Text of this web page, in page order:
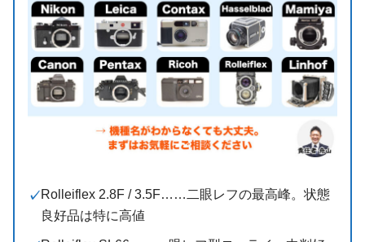
Rolleiflex 2.8F / 3.5F……二眼レフの最高峰。状態
良好品は特に高値